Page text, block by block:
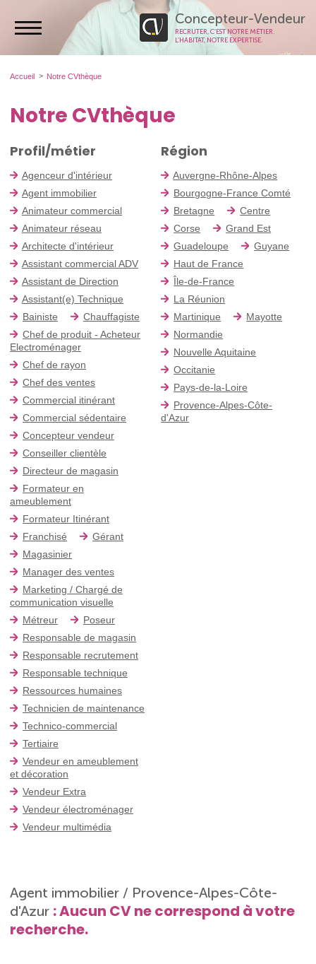
Concepteur-Vendeur
RECRUTER, C’EST NOTRE MÉTIER.
L’HABITAT, NOTRE EXPERTISE.
Accueil Notre CVthèque
Notre CVthèque
Profil/métier
Agenceur d'intérieur
Agent immobilier
Animateur commercial
Animateur réseau
Architecte d'intérieur
Assistant commercial ADV
Assistant de Direction
Assistant(e) Technique
Bainiste
Chauffagiste
Chef de produit - Acheteur
Electroménager
Chef de rayon
Chef des ventes
Commercial itinérant
Commercial sédentaire
Concepteur vendeur
Conseiller clientèle
Directeur de magasin
Formateur en
ameublement
Formateur Itinérant
Franchisé
Gérant
Magasinier
Manager des ventes
Marketing / Chargé de
communication visuelle
Métreur
Poseur
Responsable de magasin
Responsable recrutement
Responsable technique
Ressources humaines
Technicien de maintenance
Technico-commercial
Tertiaire
Vendeur en ameublement
et décoration
Vendeur Extra
Vendeur électroménager
Vendeur multimédia
Région
Auvergne-Rhône-Alpes
Bourgogne-France Comté
Bretagne
Centre
Corse
Grand Est
Guadeloupe
Guyane
Haut de France
Île-de-France
La Réunion
Martinique
Mayotte
Normandie
Nouvelle Aquitaine
Occitanie
Pays-de-la-Loire
Provence-Alpes-Côte-
d'Azur
Agent immobilier / Provence-Alpes-Côte-
d'Azur : Aucun CV ne correspond à votre
recherche.